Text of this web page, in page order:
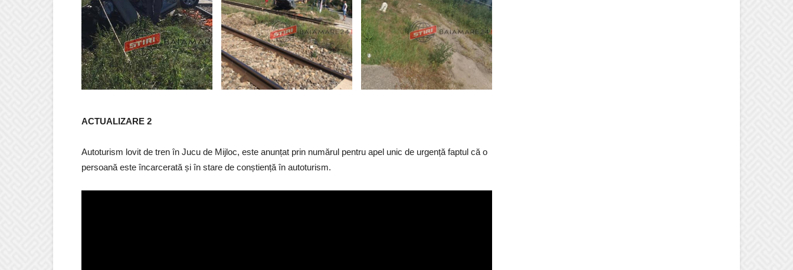
ACTUALIZARE 2
Autoturism lovit de tren în Jucu de Mijloc, este anunțat prin numărul pentru apel unic de urgență faptul că o
persoană este încarcerată și în stare de conștiență în autoturism.